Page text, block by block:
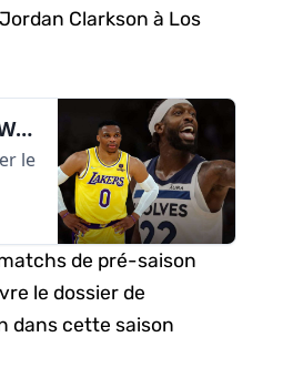
Clarkson à Los
Les Lakers toujours actifs sur le dossier Russell Westbrook | AlleyOop360
le
de pré-saison
le dossier de
dans cette saison